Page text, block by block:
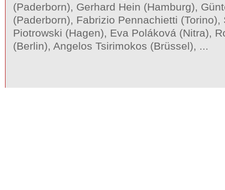
(Paderborn), Gerhard Hein (Hamburg),
(Paderborn), Fabrizio Pennachietti (Torino),
Piotrowski (Hagen), Eva Poláková (Nitra),
(Berlin), Angelos Tsirimokos (Brüssel), ...